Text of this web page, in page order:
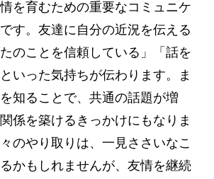
を育むための重要なコミュニケ
す。友達に自分の近況を伝える
のことを信頼している」「話を
いった気持ちが伝わります。ま
知ることで、共通の話題が増
係を築けるきっかけにもなりま
のやり取りは、一見ささいなこ
かもしれませんが、友情を継続